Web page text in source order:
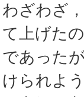
わざわざ
て上げた
であった
けられよ